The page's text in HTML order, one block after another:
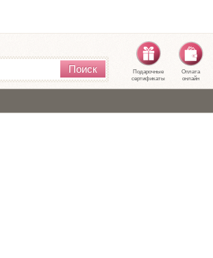
Поиск
Подарочные
сертификаты
Оплата
онлайн